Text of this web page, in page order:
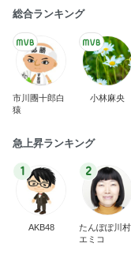
総合ランキング
市川團十郎白
猿
小林麻央
急上昇ランキング
1
AKB48
2
たんぽぽ川村
エミコ